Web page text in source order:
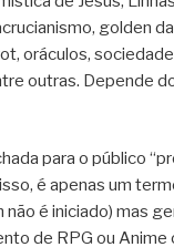
golden
oráculos,
outras. Depende
para o público
é apenas um
não é iniciado) mas
de RPG ou Anime